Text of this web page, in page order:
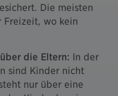
Die meisten
Freizeit, wo kein
die Eltern: In der
sind Kinder nicht
nur über eine